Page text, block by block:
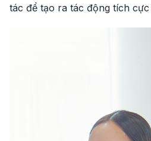
tác để tạo ra tác động tích